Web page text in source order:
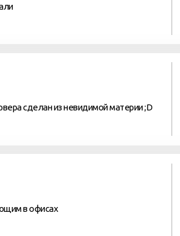
сделан из невидимой материи ;D
в офисах